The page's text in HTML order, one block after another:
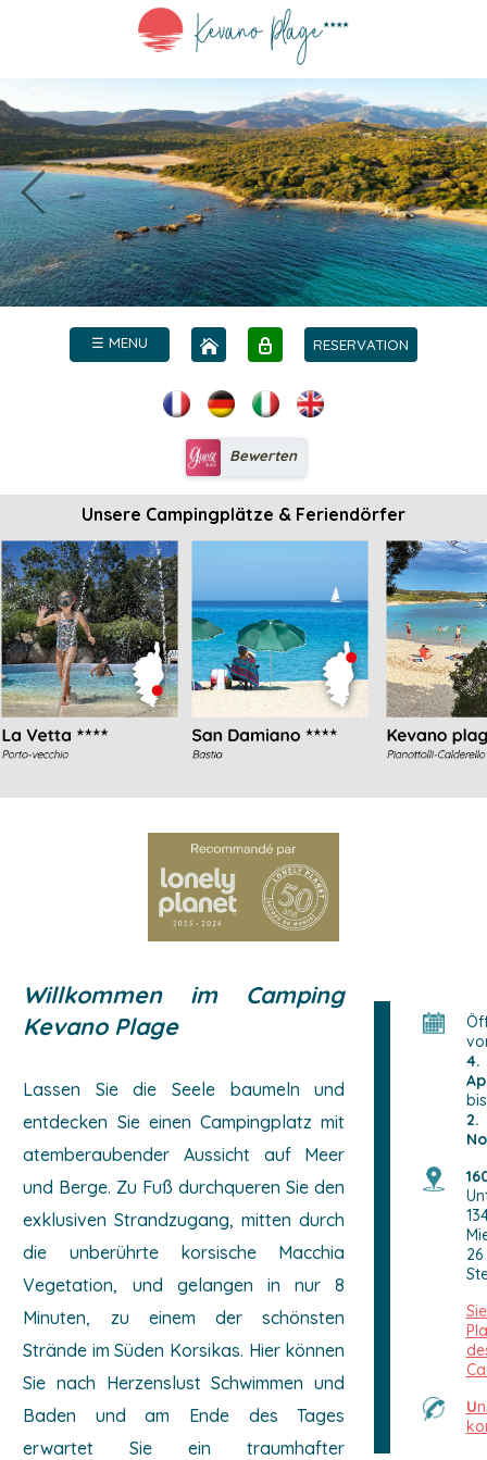
☰ MENU RESERVATION
Bewerten
Unsere Campingplätze & Feriendörfer
Willkommen im Camping
Kevano Plage
Lassen Sie die Seele baumeln und
entdecken Sie einen Campingplatz mit
atemberaubender Aussicht auf Meer
und Berge. Zu Fuß durchqueren Sie den
exklusiven Strandzugang, mitten durch
die unberührte korsische Macchia
Vegetation, und gelangen in nur 8
Minuten, zu einem der schönsten
Strände im Süden Korsikas. Hier können
Sie nach Herzenslust Schwimmen und
Baden und am Ende des Tages
erwartet Sie ein traumhafter
4.
bis
2.
26
U